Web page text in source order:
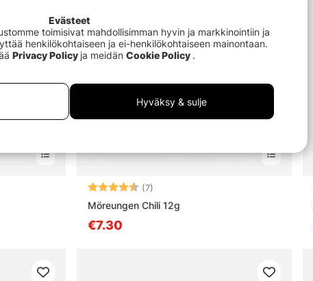
Arvio: (7)
Möreungen Chili 12g
€7.30
Evästeet
toimisivat mahdollisimman hyvin ja markkinointiin ja
henkilökohtaiseen ja ei-henkilökohtaiseen mainontaan.
Privacy Policy ja meidän Cookie Policy .
Hyväksy & sulje